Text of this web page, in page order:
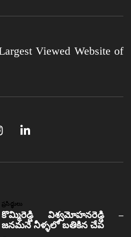
Viewed Website of
ప్రసిద్ధులు
కొమ్మిరెడ్డి విశ్వమోహనరెడ్డి –
జనమనే నీళ్ళలో బతికిన చేప